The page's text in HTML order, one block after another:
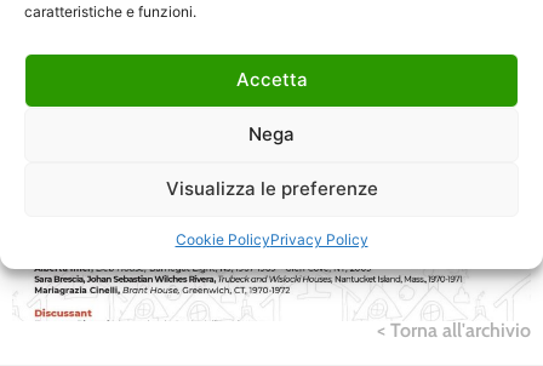
caratteristiche e funzioni.
Accetta
Nega
Visualizza le preferenze
Cookie PolicyPrivacy Policy
< Torna all'archivio